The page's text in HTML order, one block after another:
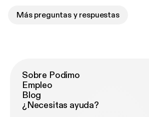
Más preguntas y respuestas
Sobre Podimo
Empleo
Blog
¿Necesitas ayuda?